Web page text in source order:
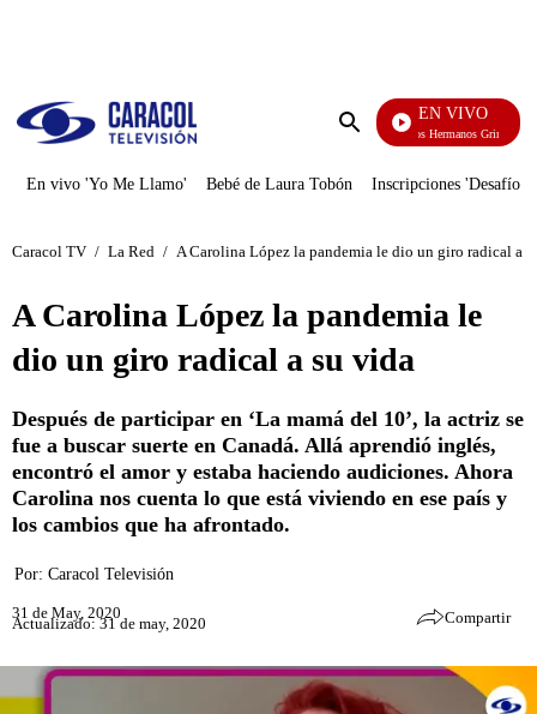
Enviar
EN VIVO
Cuentos De Los Hermanos Grimm
En vivo 'Yo Me Llamo' Bebé de Laura Tobón Inscripciones 'Desafío'
Caracol TV / La Red / A Carolina López la pandemia le dio un giro radical a
A Carolina López la pandemia le
dio un giro radical a su vida
Después de participar en ‘La mamá del 10’, la actriz se
fue a buscar suerte en Canadá. Allá aprendió inglés,
encontró el amor y estaba haciendo audiciones. Ahora
Carolina nos cuenta lo que está viviendo en ese país y
los cambios que ha afrontado.
Por: Caracol Televisión
31 de May, 2020
Actualizado: 31 de may, 2020 Compartir